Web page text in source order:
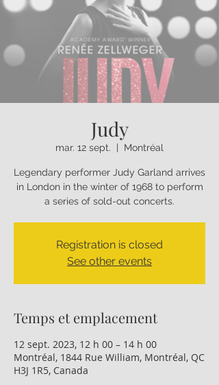
Judy
mar. 12 sept. Montréal
Legendary performer Judy Garland arrives
in London in the winter of 1968 to perform
a series of sold-out concerts.
Registration is closed
See other events
Temps et emplacement
12 sept. 2023, 12 h 00 – 14 h 00
Montréal, 1844 Rue William, Montréal, QC
H3J 1R5, Canada